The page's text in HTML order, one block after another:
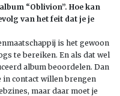
“Oblivion”. Hoe kan
van het feit dat je je
is het gewoon
te bereiken. En als dat wel
album beoordelen. Dan
in contact willen brengen
maar daar moet je